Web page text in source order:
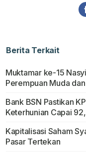
Berita Terkait
Muktamar ke-15
Perempuan Muda
Bank BSN Pastikan
Keterhunian Capai
Kapitalisasi Saham
Pasar Tertekan